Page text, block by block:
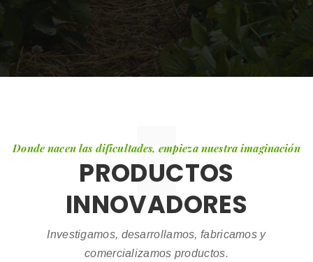
Donde nacen las dificultades, empieza nuestra imaginación
PRODUCTOS
INNOVADORES
Investigamos, desarrollamos, fabricamos y
comercializamos productos.